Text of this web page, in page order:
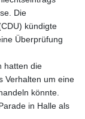
Die
kündigte
Überprüfung
hatten die
Verhalten um eine
könnte.
in Halle als